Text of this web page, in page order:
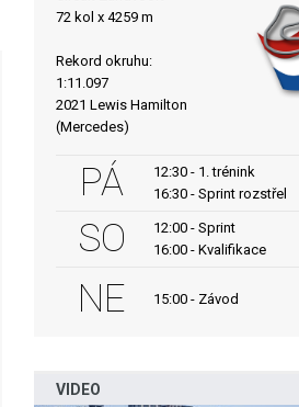
72 kol x 4259 m
Rekord okruhu:
1:11.097
2021 Lewis Hamilton
(Mercedes)
PÁ
12:30 - 1. trénink
16:30 - Sprint rozstřel
SO
12:00 - Sprint
16:00 - Kvalifikace
NE 15:00 - Závod
VIDEO